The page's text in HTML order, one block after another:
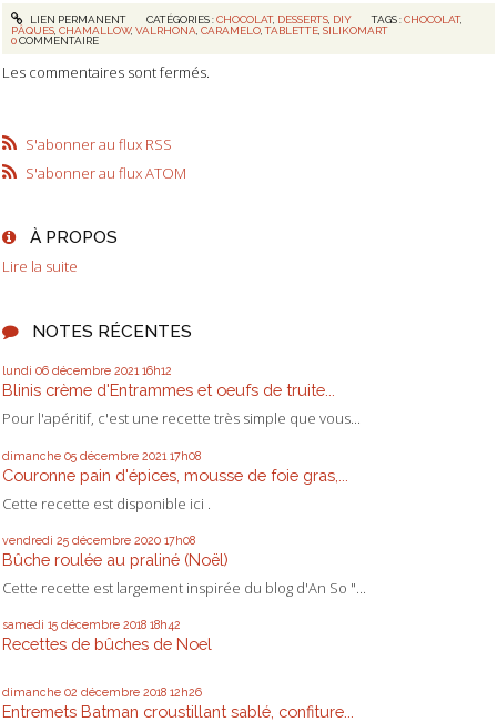
S'abonner au flux RSS
S'abonner au flux ATOM
À PROPOS
Lire la suite
NOTES RÉCENTES
lundi 06 décembre 2021 16h12
Blinis crème d'Entrammes et oeufs de truite...
Pour l'apéritif, c'est une recette très simple que vous...
dimanche 05 décembre 2021 17h08
Couronne pain d'épices, mousse de foie gras,...
Cette recette est disponible ici .
vendredi 25 décembre 2020 17h08
Bûche roulée au praliné (Noël)
Cette recette est largement inspirée du blog d'An So "...
samedi 15 décembre 2018 18h42
Recettes de bûches de Noel
dimanche 02 décembre 2018 12h26
Entremets Batman croustillant sablé, confiture...
LIEN PERMANENT CATÉGORIES :CHOCOLAT, DESSERTS, DIY TAGS :CHOCOLAT,
PÂQUES ,CHAMALLOW,VALRHONA ,CARAMELO ,TABLETTE ,SILIKOMART
0COMMENTAIRE
Les commentaires sont fermés.